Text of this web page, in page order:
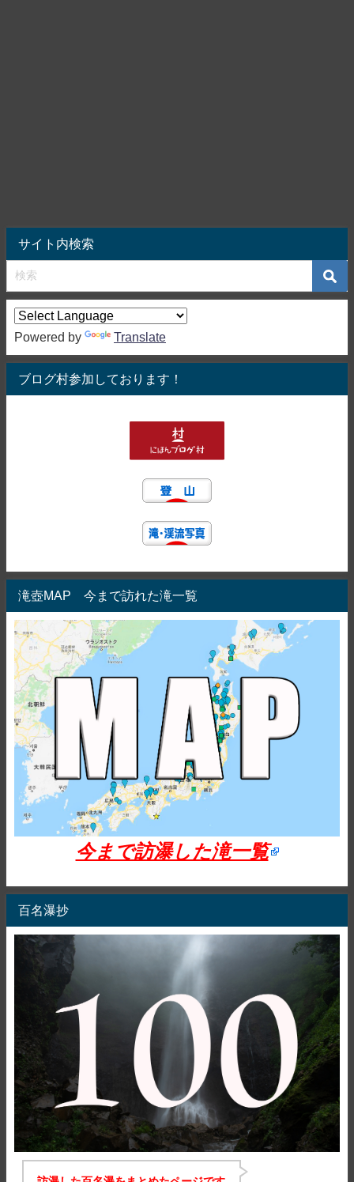
サイト内検索
Powered by Translate
ブログ村参加しております！
滝壺MAP 今まで訪れた滝一覧
今まで訪瀑した滝一覧
百名瀑抄